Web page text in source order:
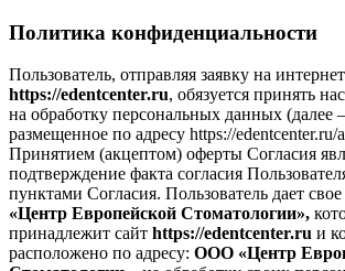
Политика конфиденциальности
Пользователь, отправляя заявку на
https://edentcenter.ru, обязуется принять
на обработку персональных данных (далее
размещенное по адресу https://edentcenter.ru/
Принятием (акцептом) оферты Согласия
подтверждение факта согласия
пунктами Согласия. Пользователь дает свое
«Центр Европейской Стоматологии»,
принадлежит сайт https://edentcenter.ru и
расположено по адресу: ООО «Центр